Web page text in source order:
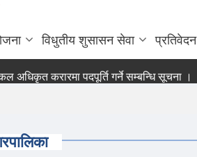
विधुतीय शुसासन सेवा प्रतिवेदन
करारमा पदपूर्ति गर्ने सम्बन्धि सूचना ।